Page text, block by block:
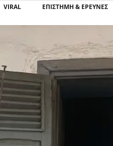
VIRAL ΕΠΙΣΤΉΜΗ & ΈΡΕΥΝΕΣ